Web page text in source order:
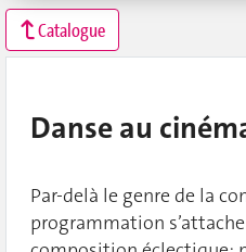
Catalogue
Danse au
Par-delà le genre de la
programmation